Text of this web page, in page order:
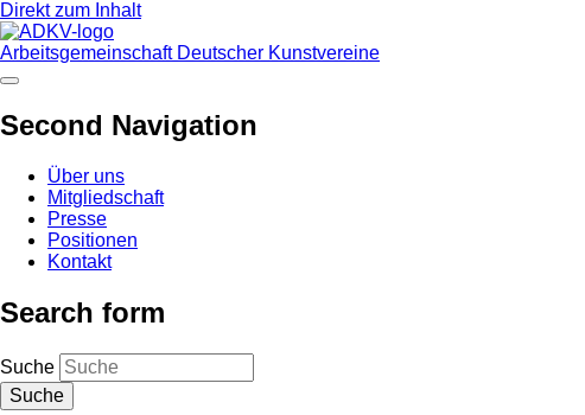
Direkt zum Inhalt
Arbeitsgemeinschaft Deutscher Kunstvereine
Second Navigation
Über uns
Mitgliedschaft
Presse
Positionen
Kontakt
Search form
Suche